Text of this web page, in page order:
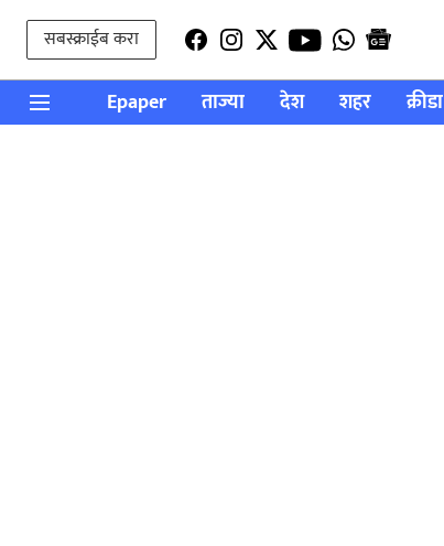
सबस्क्राईब करा
Epaper ताज्या देश शहर क्रीडा